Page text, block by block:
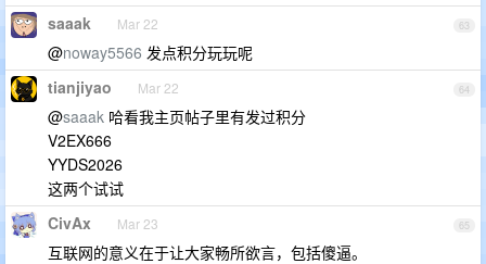
63
saaak Mar 22
@noway5566 发点积分玩玩呢
64
tianjiyao Mar 22
@saaak 哈看我主页帖子里有发过积分
V2EX666
YYDS2026
这两个试试
65
CivAx Mar 23
互联网的意义在于让大家畅所欲言，包括傻逼。